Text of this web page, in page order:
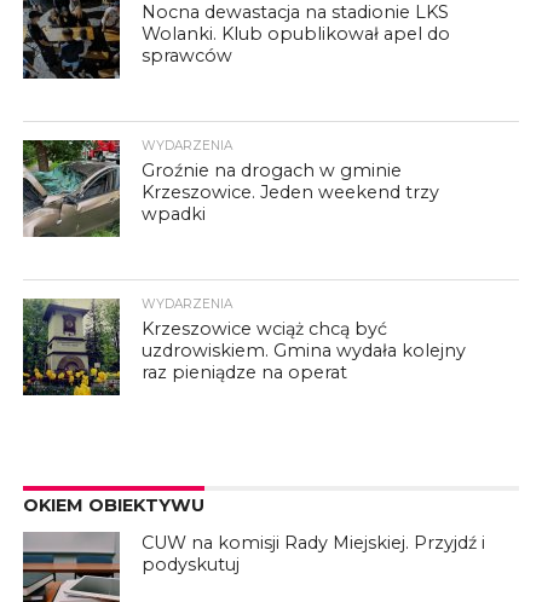
Nocna dewastacja na stadionie LKS
Wolanki. Klub opublikował apel do
sprawców
WYDARZENIA
Groźnie na drogach w gminie
Krzeszowice. Jeden weekend trzy
wpadki
WYDARZENIA
Krzeszowice wciąż chcą być
uzdrowiskiem. Gmina wydała kolejny
raz pieniądze na operat
OKIEM OBIEKTYWU
CUW na komisji Rady Miejskiej. Przyjdź i
podyskutuj